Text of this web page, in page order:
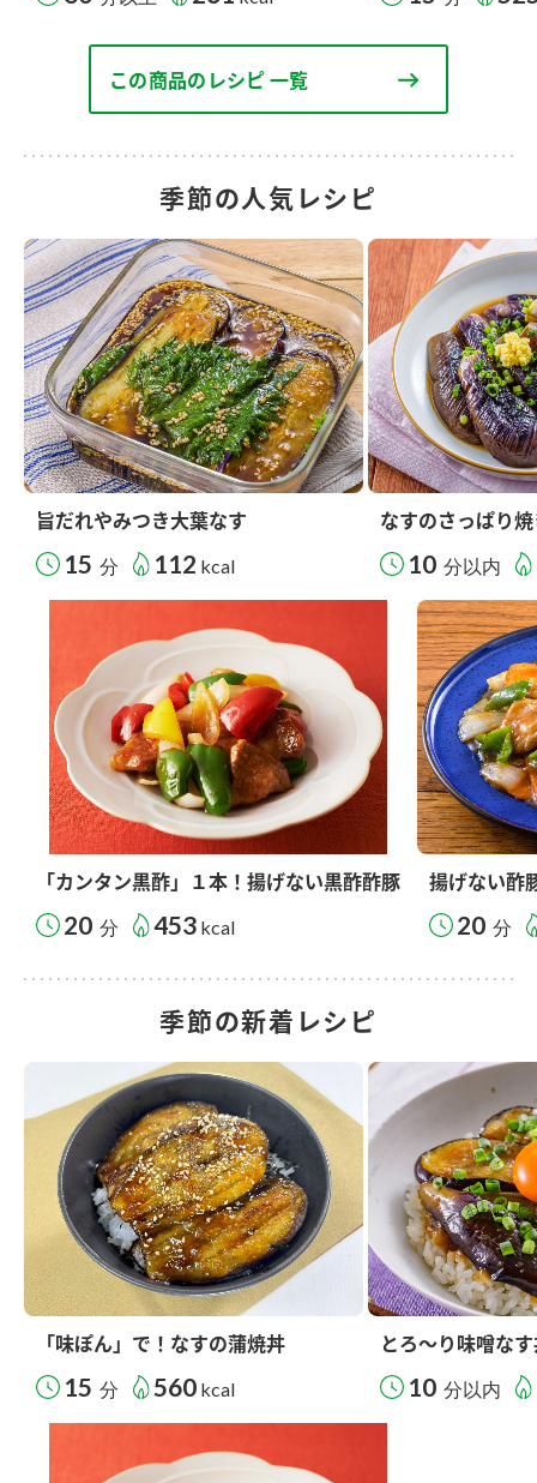
この商品のレシピ 一覧
季節の人気レシピ
旨だれやみつき大葉なす
15 分 112 kcal
なすのさっぱり
10 分以内
「カンタン黒酢」１本！揚げない黒酢酢豚
20 分 453 kcal
揚げない酢
20 分
季節の新着レシピ
「味ぽん」で！なすの蒲焼丼
15 分 560 kcal
とろ～り味噌な
10 分以内